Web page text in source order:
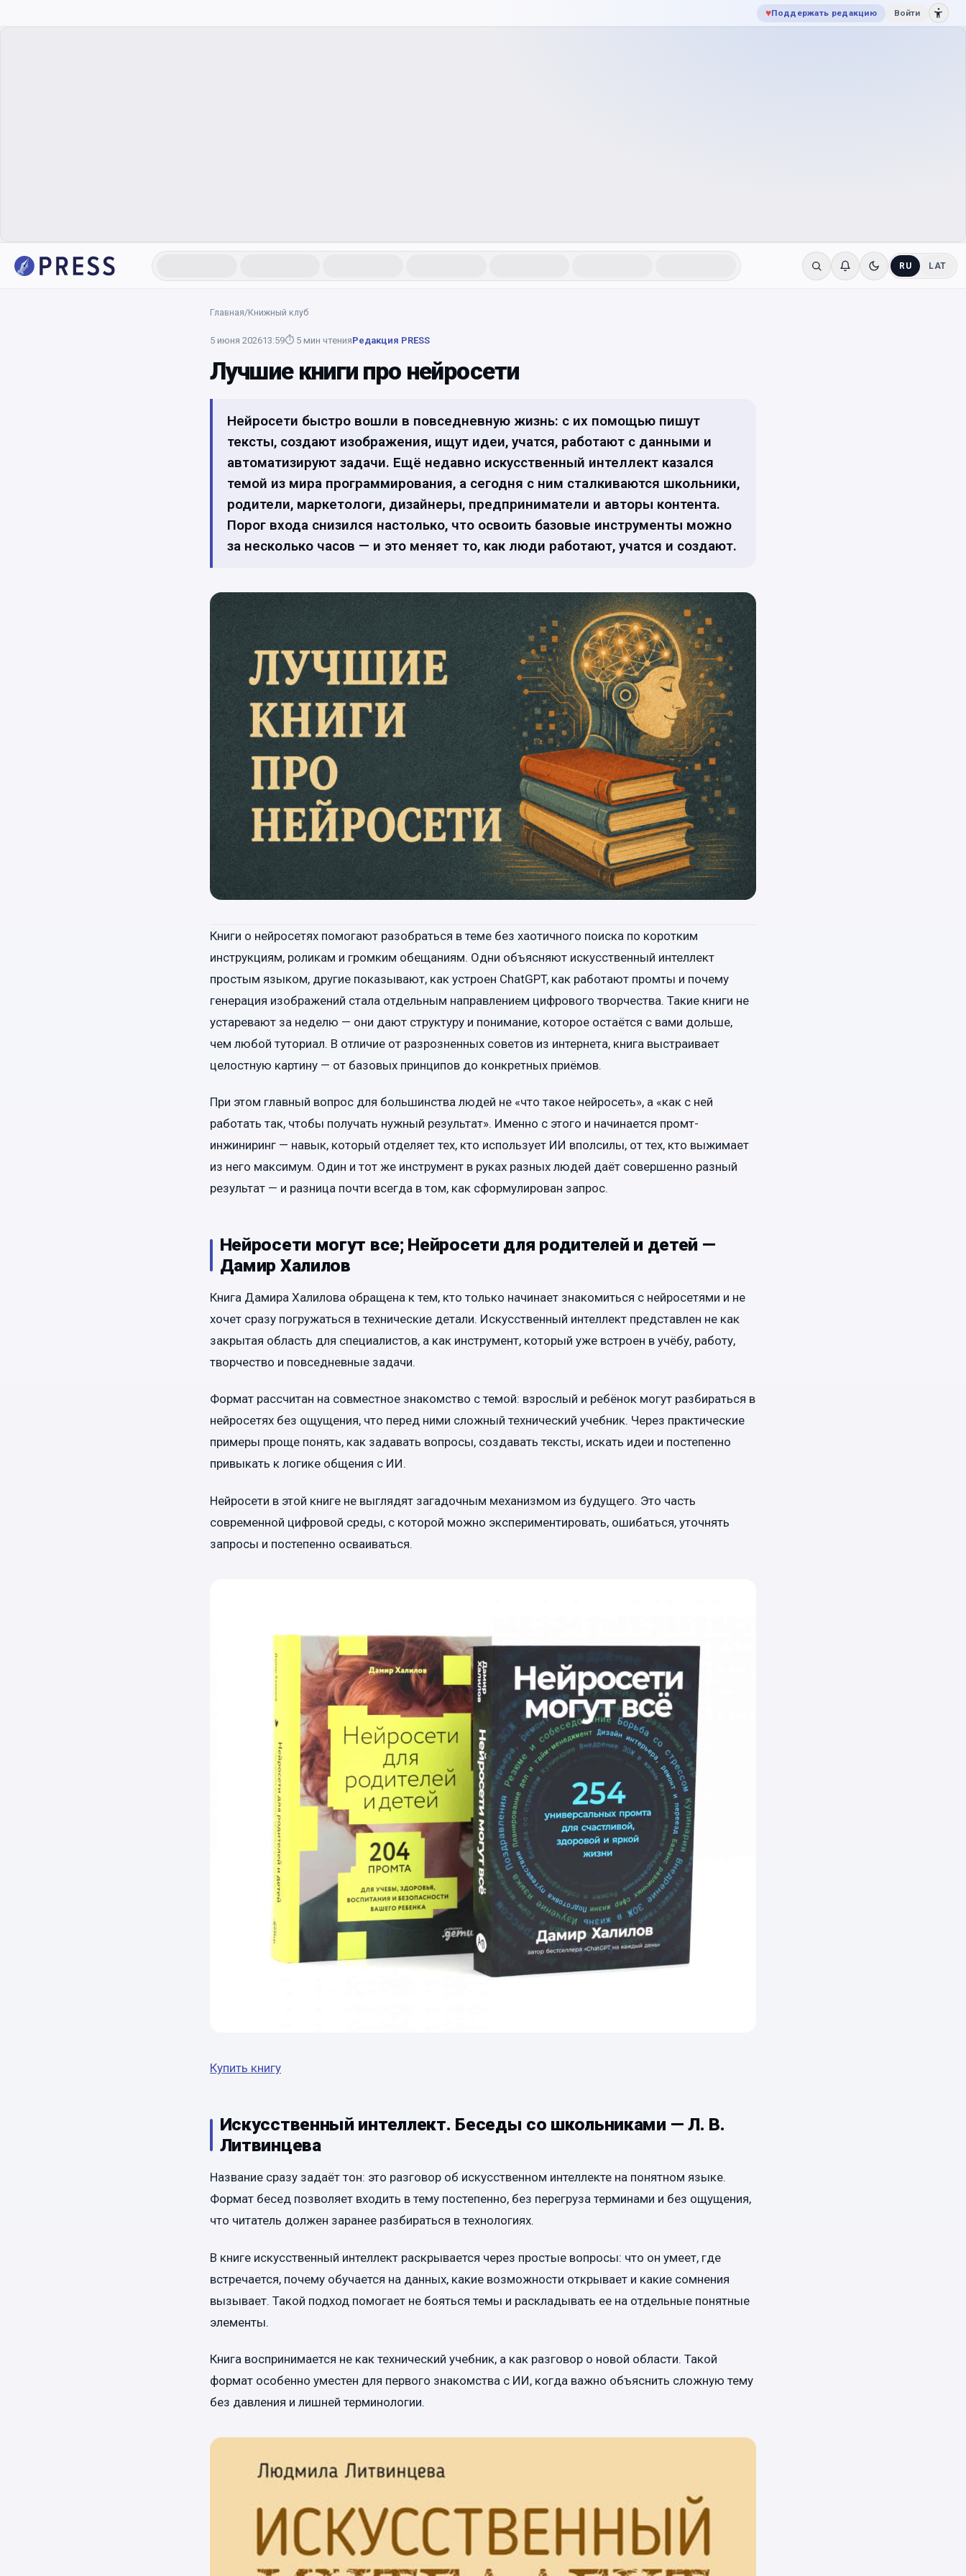
♥Поддержать редакцию Войти
RU LAT
Главная/Книжный клуб
5 июня 202613:59⏱ 5 мин чтенияРедакция PRESS
Лучшие книги про нейросети
Нейросети быстро вошли в повседневную жизнь: с их помощью пишут
тексты, создают изображения, ищут идеи, учатся, работают с данными и
автоматизируют задачи. Ещё недавно искусственный интеллект казался
темой из мира программирования, а сегодня с ним сталкиваются школьники,
родители, маркетологи, дизайнеры, предприниматели и авторы контента.
Порог входа снизился настолько, что освоить базовые инструменты можно
за несколько часов — и это меняет то, как люди работают, учатся и создают.
Книги о нейросетях помогают разобраться в теме без хаотичного поиска по коротким
инструкциям, роликам и громким обещаниям. Одни объясняют искусственный интеллект
простым языком, другие показывают, как устроен ChatGPT, как работают промты и почему
генерация изображений стала отдельным направлением цифрового творчества. Такие книги не
устаревают за неделю — они дают структуру и понимание, которое остаётся с вами дольше,
чем любой туториал. В отличие от разрозненных советов из интернета, книга выстраивает
целостную картину — от базовых принципов до конкретных приёмов.
При этом главный вопрос для большинства людей не «что такое нейросеть», а «как с ней
работать так, чтобы получать нужный результат». Именно с этого и начинается промт-
инжиниринг — навык, который отделяет тех, кто использует ИИ вполсилы, от тех, кто выжимает
из него максимум. Один и тот же инструмент в руках разных людей даёт совершенно разный
результат — и разница почти всегда в том, как сформулирован запрос.
Нейросети могут все; Нейросети для родителей и детей —
Дамир Халилов
Книга Дамира Халилова обращена к тем, кто только начинает знакомиться с нейросетями и не
хочет сразу погружаться в технические детали. Искусственный интеллект представлен не как
закрытая область для специалистов, а как инструмент, который уже встроен в учёбу, работу,
творчество и повседневные задачи.
Формат рассчитан на совместное знакомство с темой: взрослый и ребёнок могут разбираться в
нейросетях без ощущения, что перед ними сложный технический учебник. Через практические
примеры проще понять, как задавать вопросы, создавать тексты, искать идеи и постепенно
привыкать к логике общения с ИИ.
Нейросети в этой книге не выглядят загадочным механизмом из будущего. Это часть
современной цифровой среды, с которой можно экспериментировать, ошибаться, уточнять
запросы и постепенно осваиваться.
Купить книгу
Искусственный интеллект. Беседы со школьниками — Л. В.
Литвинцева
Название сразу задаёт тон: это разговор об искусственном интеллекте на понятном языке.
Формат бесед позволяет входить в тему постепенно, без перегруза терминами и без ощущения,
что читатель должен заранее разбираться в технологиях.
В книге искусственный интеллект раскрывается через простые вопросы: что он умеет, где
встречается, почему обучается на данных, какие возможности открывает и какие сомнения
вызывает. Такой подход помогает не бояться темы и раскладывать ее на отдельные понятные
элементы.
Книга воспринимается не как технический учебник, а как разговор о новой области. Такой
формат особенно уместен для первого знакомства с ИИ, когда важно объяснить сложную тему
без давления и лишней терминологии.